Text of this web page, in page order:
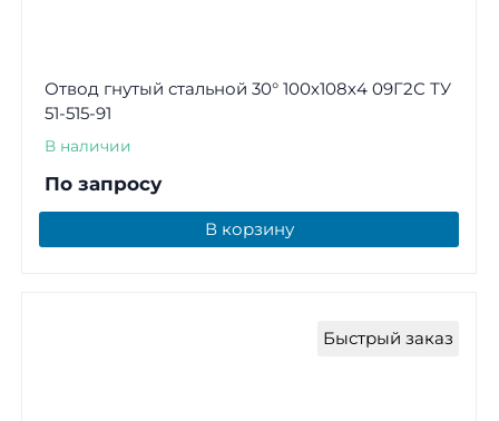
Отвод гнутый стальной 30° 100х108х4 09Г2С ТУ
51-515-91
В наличии
По запросу
В корзину
Быстрый заказ